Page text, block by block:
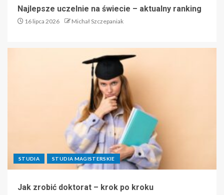
Najlepsze uczelnie na świecie – aktualny ranking
16 lipca 2026 Michał Szczepaniak
STUDIA STUDIA MAGISTERSKIE
Jak zrobić doktorat – krok po kroku